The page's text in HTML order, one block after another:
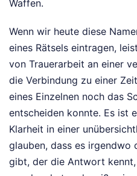
Waffen.
Wenn wir heute diese
eines Rätsels eintragen,
von Trauerarbeit an einer
die Verbindung zu einer
eines Einzelnen noch das
entscheiden konnte. Es ist
Klarheit in einer
glauben, dass es irgendwo
gibt, der die Antwort